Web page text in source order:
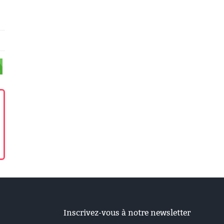
Inscrivez-vous à notre newsletter